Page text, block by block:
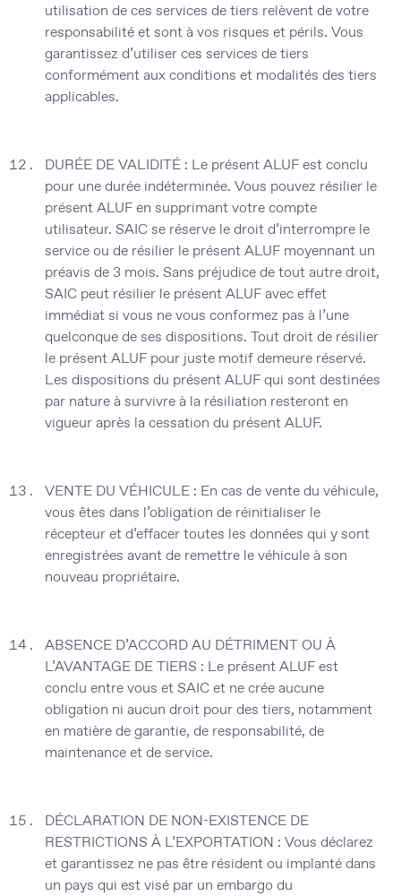
utilisation de ces services de tiers relèvent de votre
responsabilité et sont à vos risques et périls. Vous
garantissez d’utiliser ces services de tiers
conformément aux conditions et modalités des tiers
applicables.
DURÉE DE VALIDITÉ : Le présent ALUF est conclu
pour une durée indéterminée. Vous pouvez résilier le
présent ALUF en supprimant votre compte
utilisateur. SAIC se réserve le droit d’interrompre le
service ou de résilier le présent ALUF moyennant un
préavis de 3 mois. Sans préjudice de tout autre droit,
SAIC peut résilier le présent ALUF avec effet
immédiat si vous ne vous conformez pas à l’une
quelconque de ses dispositions. Tout droit de résilier
le présent ALUF pour juste motif demeure réservé.
Les dispositions du présent ALUF qui sont destinées
par nature à survivre à la résiliation resteront en
vigueur après la cessation du présent ALUF.
VENTE DU VÉHICULE : En cas de vente du véhicule,
vous êtes dans l’obligation de réinitialiser le
récepteur et d’effacer toutes les données qui y sont
enregistrées avant de remettre le véhicule à son
nouveau propriétaire.
ABSENCE D’ACCORD AU DÉTRIMENT OU À
L’AVANTAGE DE TIERS : Le présent ALUF est
conclu entre vous et SAIC et ne crée aucune
obligation ni aucun droit pour des tiers, notamment
en matière de garantie, de responsabilité, de
maintenance et de service.
DÉCLARATION DE NON-EXISTENCE DE
RESTRICTIONS À L’EXPORTATION : Vous déclarez
et garantissez ne pas être résident ou implanté dans
un pays qui est visé par un embargo du